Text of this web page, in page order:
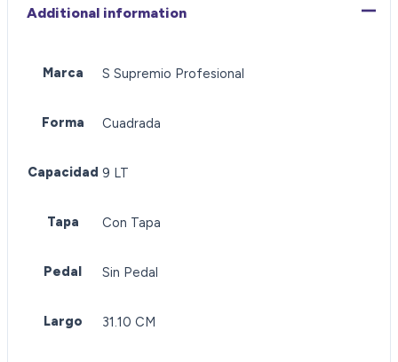
Additional information
Marca S Supremio Profesional
Forma Cuadrada
Capacidad 9 LT
Tapa Con Tapa
Pedal Sin Pedal
Largo 31.10 CM